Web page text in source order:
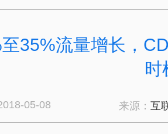
35%流量增长，
时
05-08 来源： 互